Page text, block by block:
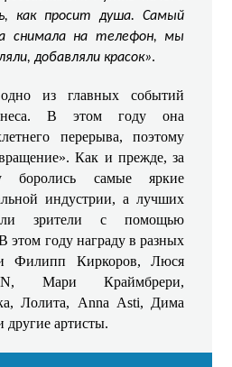
как просит душа. Самый
снимала на телефон, мы
добавляли красок».
из главных событий
В этом году она
перерыва, поэтому
Как и прежде, за
боролись самые яркие
индустрии, а лучших
зрители с помощью
этом году награду в разных
Филипп Киркоров, Люся
Мари Краймбрери,
Лолита, Anna Asti, Дима
артисты.